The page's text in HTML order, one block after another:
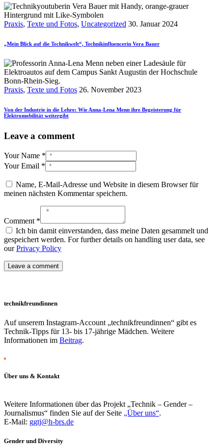
Praxis, Texte und Fotos, Uncategorized 30. Januar 2024
„Mein Blick auf die Technikwelt“, Technikinfluencerin Vera Bauer
Praxis, Texte und Fotos 26. November 2023
Von der Industrie in die Lehre: Wie Anna-Lena Menn ihre Begeisterung für
Elektromobilität weitergibt
Leave a comment
Your Name *
Your Email *
Name, E-Mail-Adresse und Website in diesem Browser für
meinen nächsten Kommentar speichern.
Comment *
Ich bin damit einverstanden, dass meine Daten gesammelt und
gespeichert werden. For further details on handling user data, see
ourPrivacy Policy
technikfreundinnen
Auf unserem Instagram-Account „technikfreundinnen“ gibt es
Technik-Tipps für 13- bis 17-jährige Mädchen. Weitere
Informationen im Beitrag.
Über uns & Kontakt
Weitere Informationen über das Projekt „Technik – Gender –
Journalismus“ finden Sie auf der Seite „Über uns“.
E-Mail: ggtj@h-brs.de
Gender und Diversity